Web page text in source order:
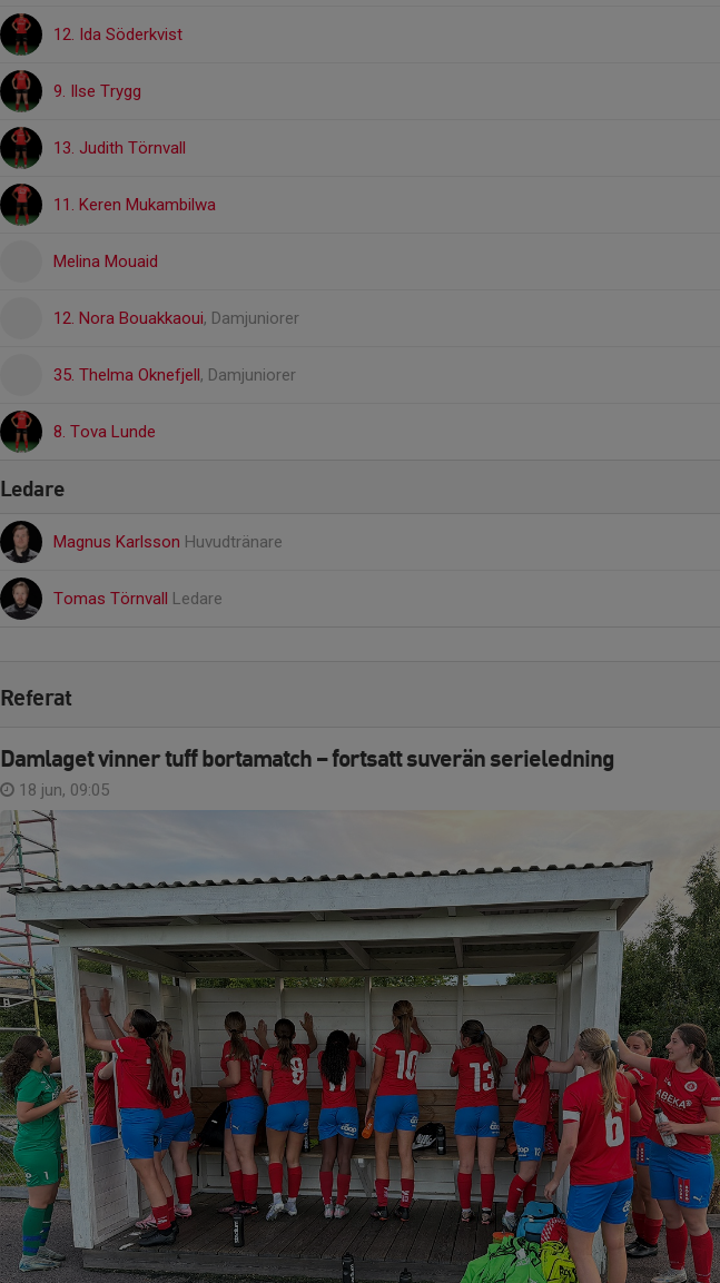
12. Ida Söderkvist
9. Ilse Trygg
13. Judith Törnvall
11. Keren Mukambilwa
Melina Mouaid
12. Nora Bouakkaoui, Damjuniorer
35. Thelma Oknefjell, Damjuniorer
8. Tova Lunde
Ledare
Magnus Karlsson Huvudtränare
Tomas Törnvall Ledare
Referat
Damlaget vinner tuff bortamatch – fortsatt suverän serieledning
18 jun, 09:05